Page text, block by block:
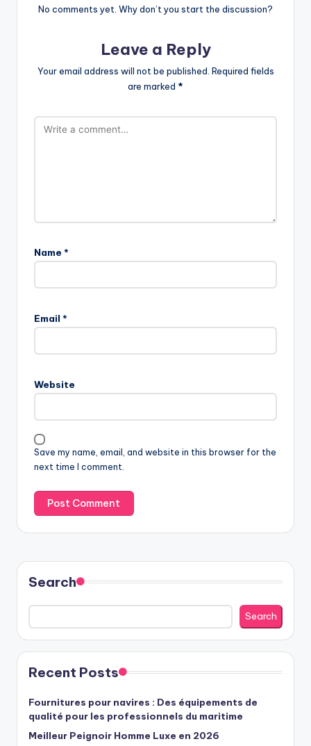
No comments yet. Why don’t you start the discussion?
Leave a Reply
Your email address will not be published. Required fields
are marked *
Name *
Email *
Website
Save my name, email, and website in this browser for the
next time I comment.
Search
Search
Recent Posts
Fournitures pour navires : Des équipements de
qualité pour les professionnels du maritime
Meilleur Peignoir Homme Luxe en 2026